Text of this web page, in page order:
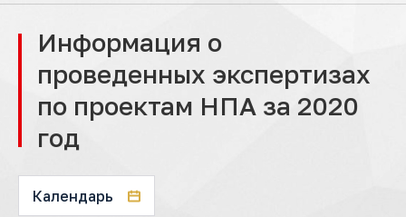
Информация о
проведенных экспертизах
по проектам НПА за 2020
год
Календарь